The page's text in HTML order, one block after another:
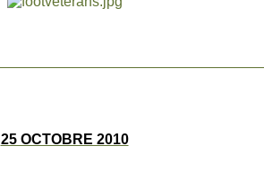
25 OCTOBRE 2010